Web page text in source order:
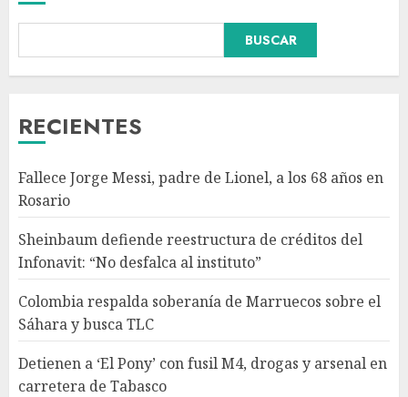
BUSCAR
RECIENTES
Fallece Jorge Messi, padre de Lionel, a los 68 años en
Rosario
Sheinbaum defiende reestructura de créditos del
Infonavit: “No desfalca al instituto”
Colombia respalda soberanía de Marruecos sobre el
Sáhara y busca TLC
Detienen a ‘El Pony’ con fusil M4, drogas y arsenal en
carretera de Tabasco
Colombia respalda soberanía
de Marruecos sobre el Sáhara
4
Detienen a ‘El Pony’ con fusil
M4, drogas y arsenal en
5
Melanie Martinez se presenta
con ‘Hades: The Sacrifice Tour’
AGOSTO 9, 2026